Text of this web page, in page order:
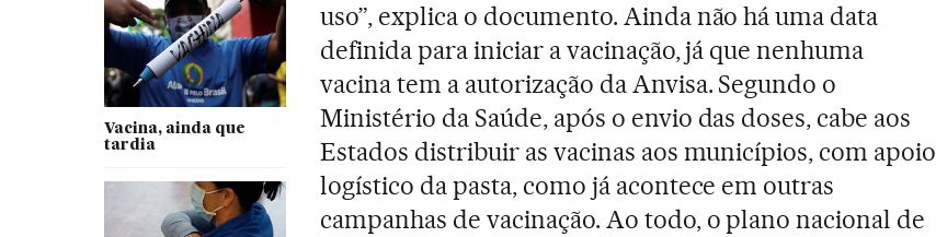
Vacina, ainda que
tardia
uso”, explica o documento. Ainda não há uma data
definida para iniciar a vacinação, já que nenhuma
vacina tem a autorização da Anvisa. Segundo o
Ministério da Saúde, após o envio das doses, cabe aos
Estados distribuir as vacinas aos municípios, com apoio
logístico da pasta, como já acontece em outras
campanhas de vacinação. Ao todo, o plano nacional de